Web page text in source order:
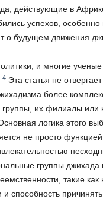
действующие в
успехов, особенно
о будущем движения
и многие
4Эта статья не
более
их филиалы или
логика этого
не просто
группы джихада
такие как
способность